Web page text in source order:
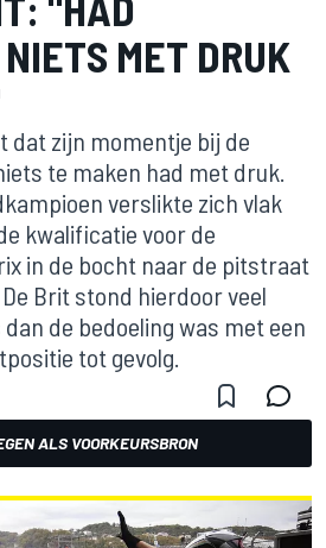
MET DRUK
dat zijn momentje bij de
te maken had met druk.
verslikte zich vlak
kwalificatie voor de
in de bocht naar de pitstraat
Brit stond hierdoor veel
de bedoeling was met een
tot gevolg.
ALS VOORKEURSBRON